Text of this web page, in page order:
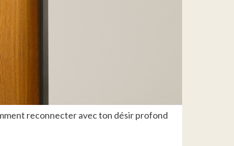
reconnecter avec ton désir profond